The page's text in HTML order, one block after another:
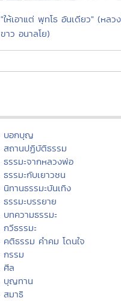
"ให้เอาแต่ พุทโธ อันเดียว" (หลว
ขาว อนาลโย)
บอกบุญ
สถานปฏิบัติธรรม
ธรรมะจากหลวงพ่อ
ธรรมะกับเยาวชน
นิทานธรรมะบันเทิง
ธรรมะบรรยาย
บทความธรรมะ
กวีธรรมะ
คติธรรม คำคม โดนใจ
กรรม
ศีล
บุญทาน
สมาธิ